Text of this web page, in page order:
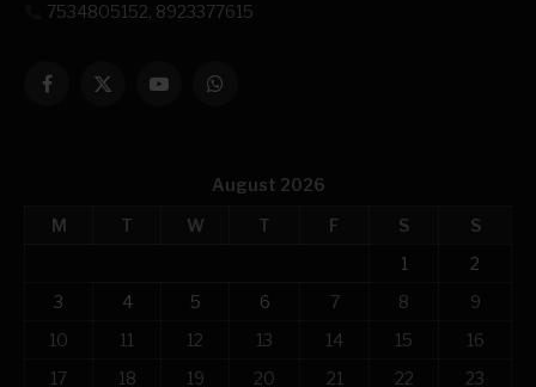
7534805152, 8923377615
Facebook
X
YouTubeWhatsApp
August 2026
M
T W T F S
S
1
2
3
4 5 6 7 8
9
10
11 12 13 14 15
16
17
18 19 20 21 22 23